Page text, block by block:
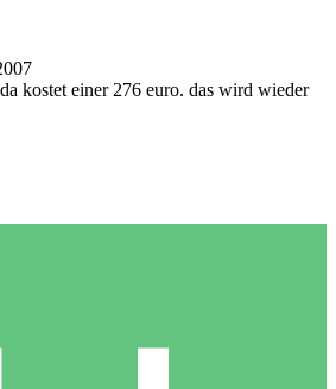
kostet einer 276 euro. das wird wieder